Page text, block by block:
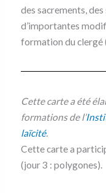
des sacrements,
d’importantes
formation du clergé
Cette carte a été
formations de l’
laïcité.
Cette carte a
(jour 3 : polygones).